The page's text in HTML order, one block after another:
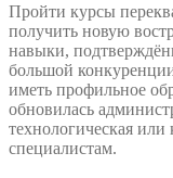
Пройти курсы
получить новую
навыки,
большой
иметь профильное
обновилась
технологическая или
специалистам.